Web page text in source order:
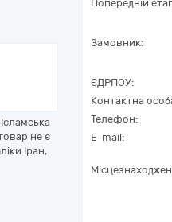
не є
Іран,
Попередній
Замовник:
ЄДРПОУ:
Контактна
Телефон:
E-mail: